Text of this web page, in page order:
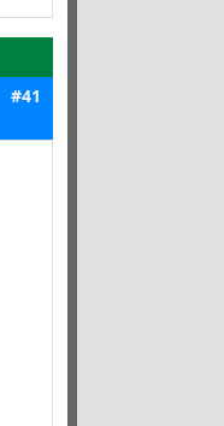
#41